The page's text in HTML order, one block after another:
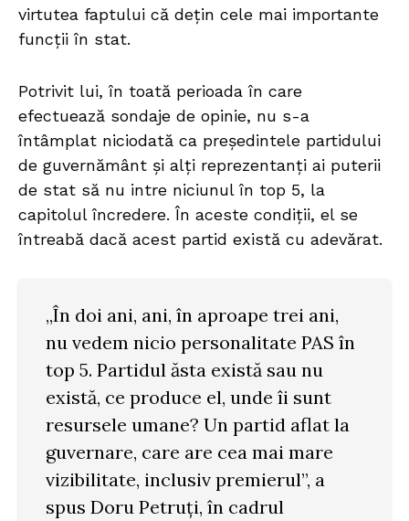
virtutea faptului că dețin cele mai importante
funcții în stat.
Potrivit lui, în toată perioada în care
efectuează sondaje de opinie, nu s-a
întâmplat niciodată ca președintele partidului
de guvernământ și alți reprezentanți ai puterii
de stat să nu intre niciunul în top 5, la
capitolul încredere. În aceste condiții, el se
întreabă dacă acest partid există cu adevărat.
„În doi ani, ani, în aproape trei ani,
nu vedem nicio personalitate PAS în
top 5. Partidul ăsta există sau nu
există, ce produce el, unde îi sunt
resursele umane? Un partid aflat la
guvernare, care are cea mai mare
vizibilitate, inclusiv premierul”, a
spus Doru Petruți, în cadrul